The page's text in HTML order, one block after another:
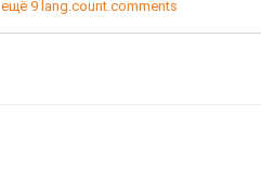
ещё 9 lang.count.comments